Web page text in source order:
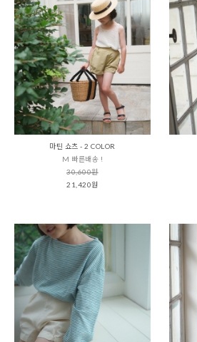
마틴 쇼츠 - 2 COLOR
M 빠른배송 !
30,600원
21,420원